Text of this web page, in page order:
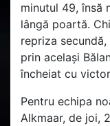
minutul 49, însă
lângă poartă.
repriza
prin același
încheiat cu
Pentru echipa
Alkmaar, de joi,